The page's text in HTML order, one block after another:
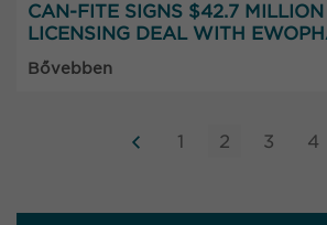
CAN-FITE SIGNS $42.7
LICENSING DEAL WITH
Bővebben
1 2 3 4